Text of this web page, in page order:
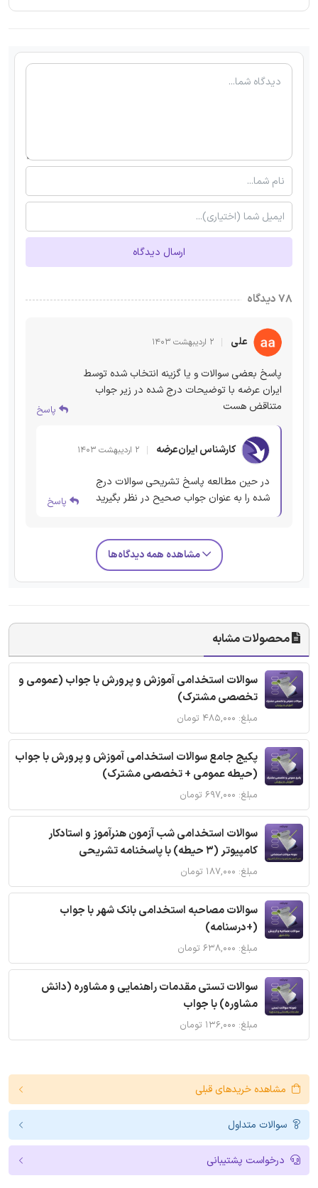
ارسال دیدگاه
۷۸ دیدگاه
علی ۲ اردیبهشت ۱۴۰۳
پاسخ بعضی سوالات و یا گزینه انتخاب شده توسط
ایران عرضه با توضیحات درج شده در زیر جواب
متناقض هست
پاسخ
کارشناس ایران‌عرضه ۲ اردیبهشت ۱۴۰۳
در حین مطالعه پاسخ تشریحی سوالات درج
شده را به عنوان جواب صحیح در نظر بگیرید
پاسخ
مشاهده همه دیدگاه‌ها
محصولات مشابه
سوالات استخدامی آموزش و پرورش با جواب (عمومی و
تخصصی مشترک)
مبلغ: ۴۸۵,۰۰۰ تومان
پکیج جامع سوالات استخدامی آموزش و پرورش با جواب
(حیطه عمومی + تخصصی مشترک)
مبلغ: ۶۹۷,۰۰۰ تومان
سوالات استخدامی شب آزمون هنرآموز و استادکار
کامپیوتر (3 حیطه) با پاسخنامه تشریحی
مبلغ: ۱۸۷,۰۰۰ تومان
سوالات مصاحبه استخدامی بانک شهر با جواب
(+درسنامه)
مبلغ: ۶۳۸,۰۰۰ تومان
سوالات تستی مقدمات راهنمایی و مشاوره (دانش
مشاوره) با جواب
مبلغ: ۱۳۶,۰۰۰ تومان
مشاهده خریدهای قبلی
سوالات متداول
درخواست پشتیبانی